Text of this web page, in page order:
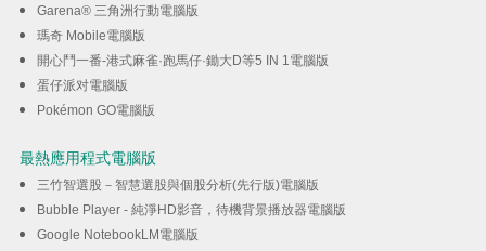
Garena® 三角洲行動電腦版
瑪奇 Mobile電腦版
開心鬥一番-港式麻雀·跑馬仔·鋤大D等5 IN 1電腦版
蛋仔派对電腦版
Pokémon GO電腦版
最熱應用程式電腦版
三竹智選股－智慧選股與個股分析(先行版)電腦版
Bubble Player - 純淨HD影音，待機背景播放器電腦版
Google NotebookLM電腦版